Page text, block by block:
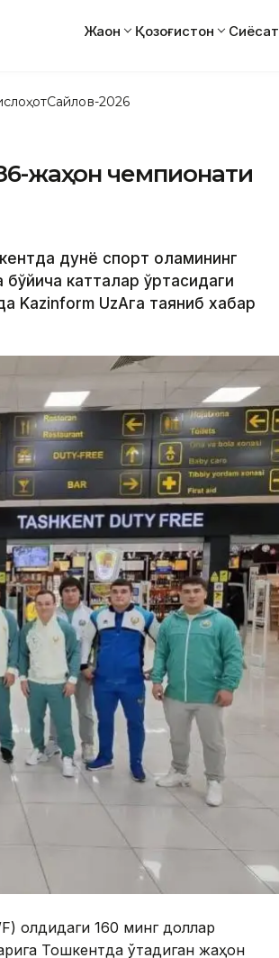
Жаҳон Қозоғистон Сиёсат
Сайлов-2026
жаҳон чемпионати
дунё спорт оламининг
катталар ўртасидаги
Kazinform UzAга таяниб хабар
олдидаги 160 минг доллар
Тошкентда ўтадиган жаҳон